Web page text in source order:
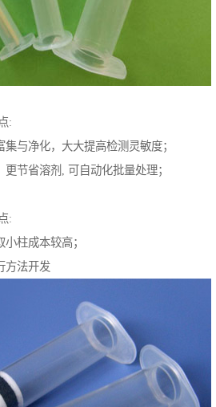
:
与净化，大大提高检测灵敏度；
节省溶剂, 可自动化批量处理；
:
柱成本较高；
方法开发